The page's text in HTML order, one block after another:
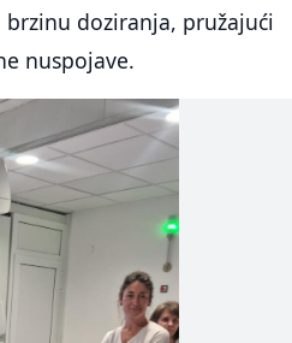
doziranja, pružajući
nuspojave.